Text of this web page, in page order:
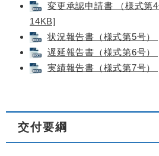
変更承認申請書 （様式第
14KB]
状況報告書（様式第5号
遅延報告書（様式第6号
実績報告書（様式第7号
交付要綱